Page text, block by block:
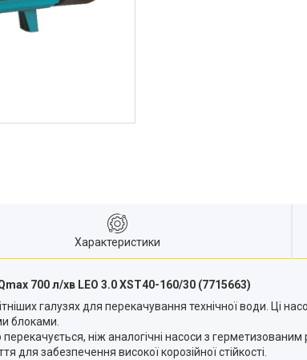
Характеристики
700 л/хв LEO 3.0 XST40-160/30 (7715663)
галузях для перекачування технічної води. Ці
блоками.
ніж аналогічні насоси з герметизованим
для забезпечення високої корозійної стійкості.